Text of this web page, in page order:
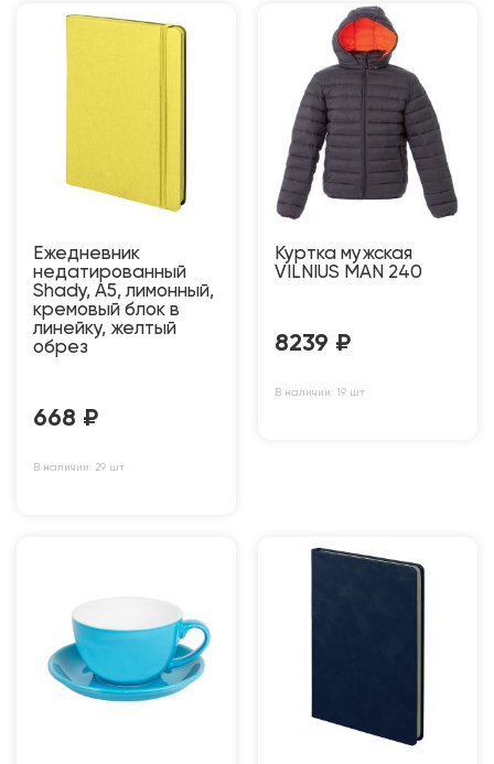
Ежедневник
недатированный
Shady, А5, лимонный,
кремовый блок в
линейку, желтый
обрез
668 ₽
В наличии: 29 шт
Куртка мужская
VILNIUS MAN 240
8239 ₽
В наличии: 19 шт